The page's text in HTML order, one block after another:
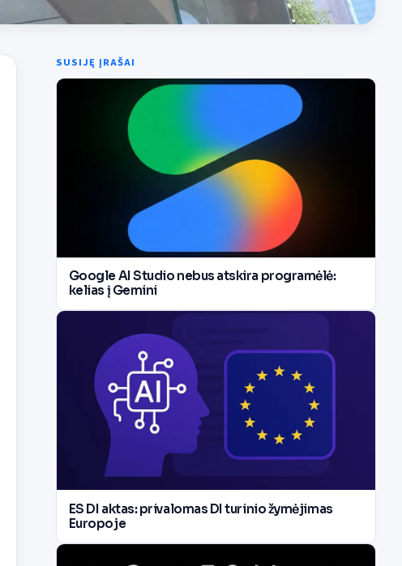
SUSIJĘ ĮRAŠAI
Google AI Studio nebus atskira programėlė:
kelias į Gemini
ES DI aktas: privalomas DI turinio žymėjimas
Europoje